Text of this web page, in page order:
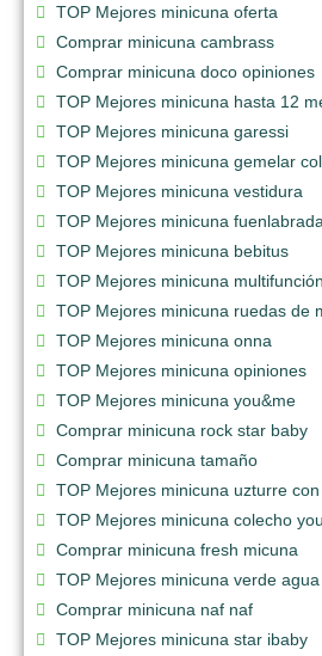
TOP Mejores minicuna oferta
Comprar minicuna cambrass
Comprar minicuna doco opiniones
TOP Mejores minicuna hasta 12
TOP Mejores minicuna garessi
TOP Mejores minicuna gemelar
TOP Mejores minicuna vestidura
TOP Mejores minicuna fuenlabrada
TOP Mejores minicuna bebitus
TOP Mejores minicuna
TOP Mejores minicuna ruedas de
TOP Mejores minicuna onna
TOP Mejores minicuna opiniones
TOP Mejores minicuna you&me
Comprar minicuna rock star baby
Comprar minicuna tamaño
TOP Mejores minicuna uzturre
TOP Mejores minicuna colecho
Comprar minicuna fresh micuna
TOP Mejores minicuna verde agua
Comprar minicuna naf naf
TOP Mejores minicuna star ibaby